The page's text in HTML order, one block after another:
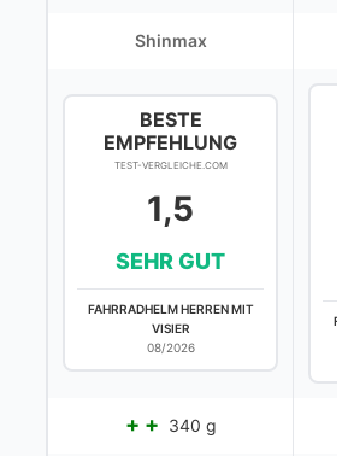
Shinmax
BESTE
EMPFEHLUNG
TEST-VERGLEICHE.COM
1,5
SEHR GUT
FAHRRADHELM HERREN MIT
VISIER
08/2026
340 g